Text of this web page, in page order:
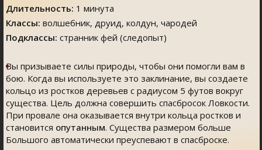
Длительность: 1 минута
Классы: волшебник, друид, колдун, чародей
Подклассы: странник фей (следопыт)
Вы призываете силы природы, чтобы они помогли вам в
бою. Когда вы используете это заклинание, вы создаете
кольцо из ростков деревьев с радиусом 5 футов вокруг
существа. Цель должна совершить спасбросок Ловкости.
При провале она оказывается внутри кольца ростков и
становится опутанным. Существа размером больше
Большого автоматически преуспевают в спасброске.